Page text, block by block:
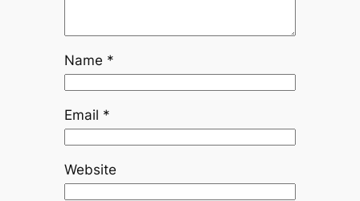
Name *
Email *
Website